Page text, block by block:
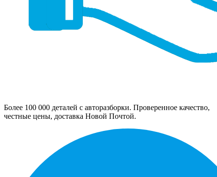
Более 100 000 деталей с авторазборки. Проверенное качество,
честные цены, доставка Новой Почтой.